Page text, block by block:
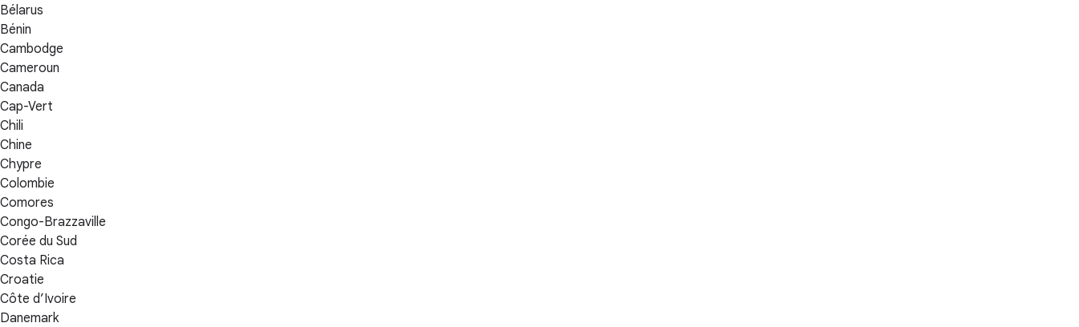
Bélarus
Bénin
Cambodge
Cameroun
Canada
Cap-Vert
Chili
Chine
Chypre
Colombie
Comores
Congo-Brazzaville
Corée du Sud
Costa Rica
Croatie
Côte d’Ivoire
Danemark